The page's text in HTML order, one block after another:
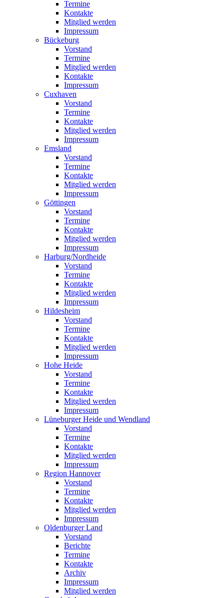
Termine
Kontakte
Mitglied werden
Impressum
Bückeburg
Vorstand
Termine
Mitglied werden
Kontakte
Impressum
Cuxhaven
Vorstand
Termine
Kontakte
Mitglied werden
Impressum
Emsland
Vorstand
Termine
Kontakte
Mitglied werden
Impressum
Göttingen
Vorstand
Termine
Kontakte
Mitglied werden
Impressum
Harburg/Nordheide
Vorstand
Termine
Kontakte
Mitglied werden
Impressum
Hildesheim
Vorstand
Termine
Kontakte
Mitglied werden
Impressum
Hohe Heide
Vorstand
Termine
Kontakte
Mitglied werden
Impressum
Lüneburger Heide und Wendland
Vorstand
Termine
Kontakte
Mitglied werden
Impressum
Region Hannover
Vorstand
Termine
Kontakte
Mitglied werden
Impressum
Oldenburger Land
Vorstand
Berichte
Termine
Kontakte
Archiv
Impressum
Mitglied werden